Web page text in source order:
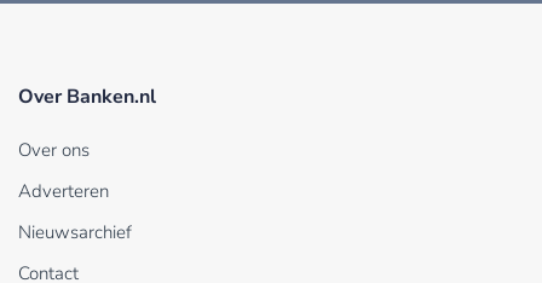
Over Banken.nl
Over ons
Adverteren
Nieuwsarchief
Contact